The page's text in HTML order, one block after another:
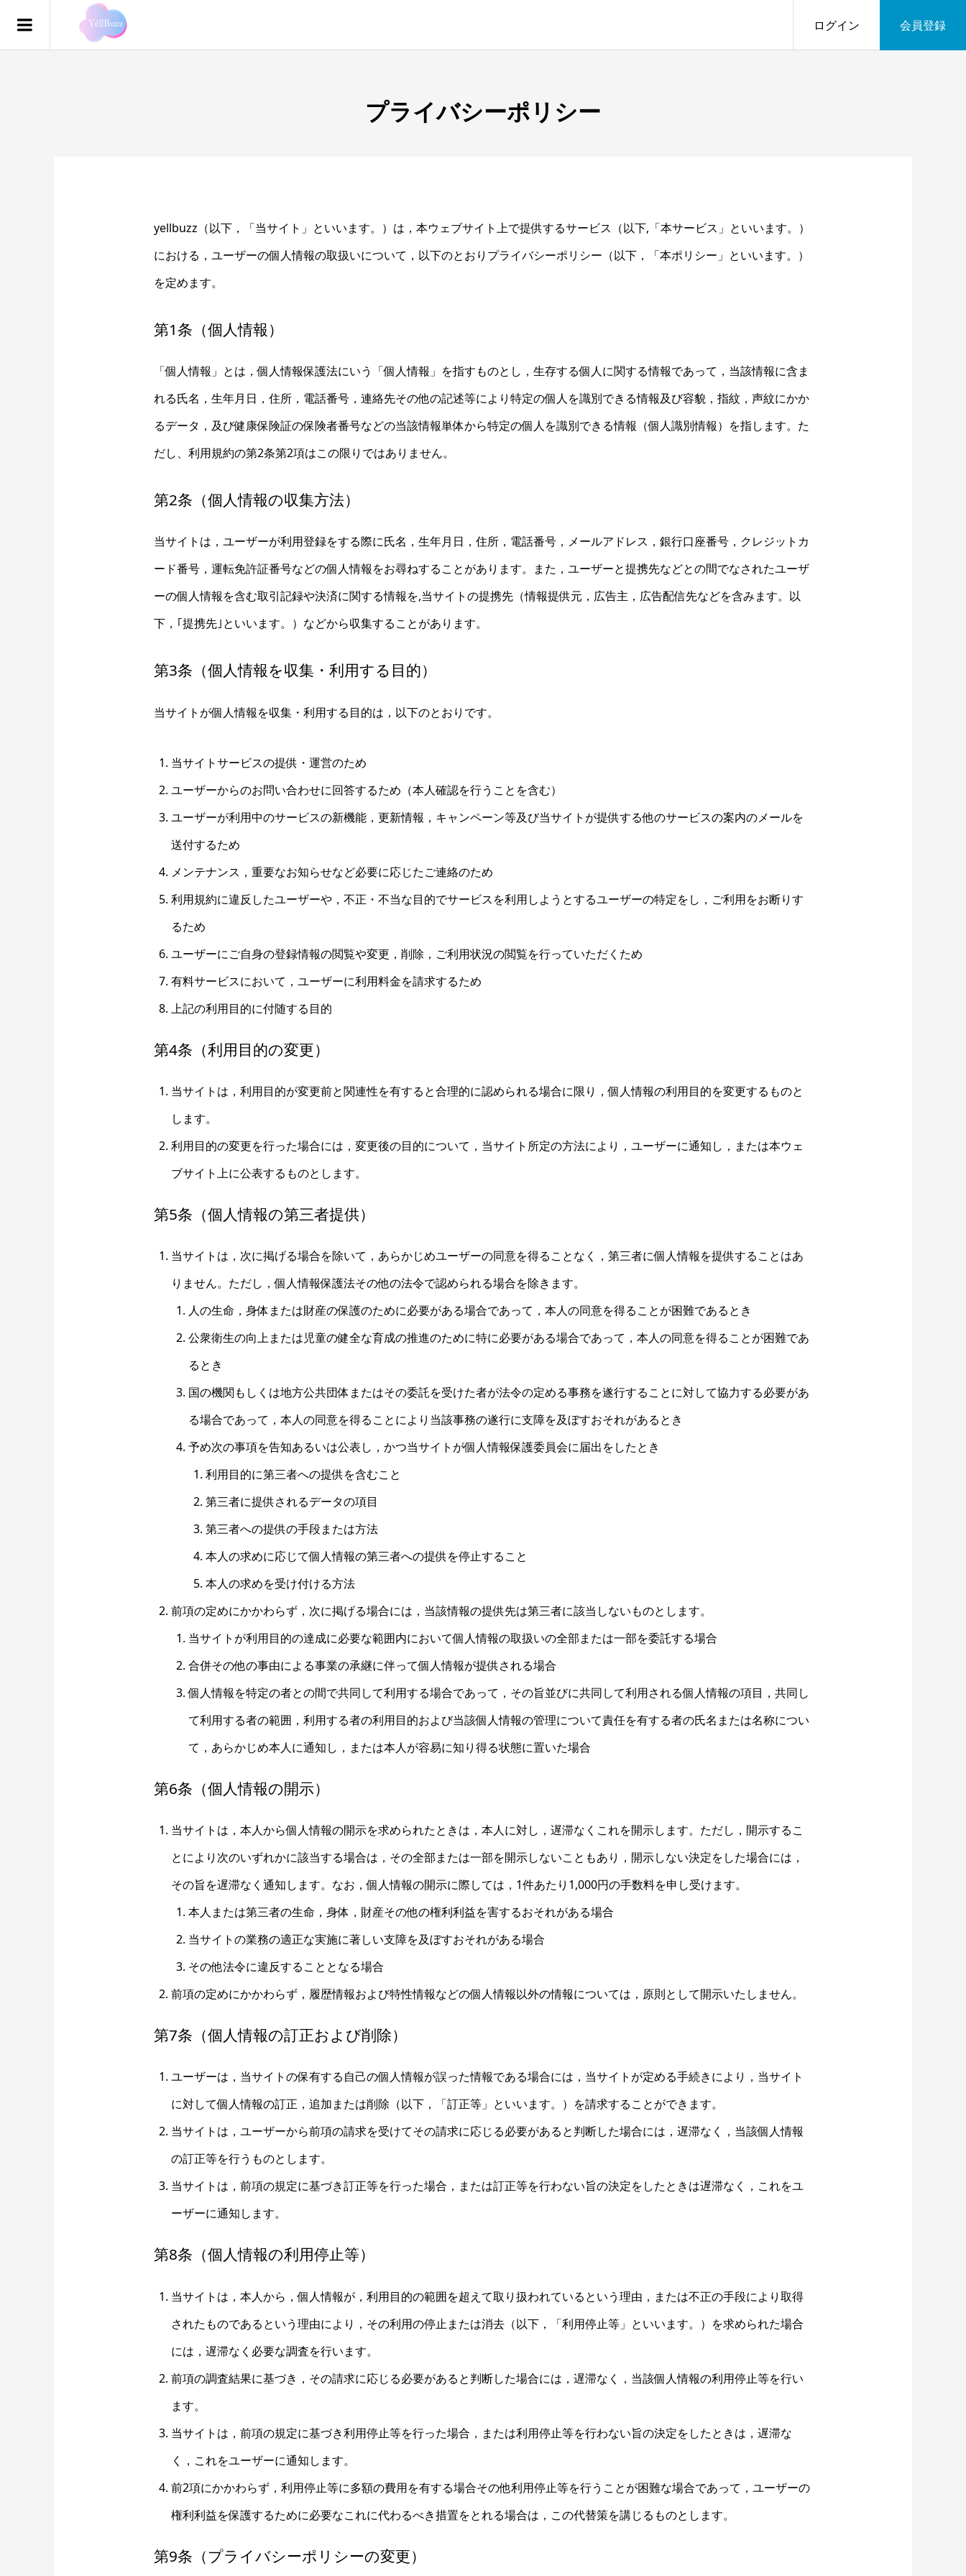
ログイン 会員登録
プライバシーポリシー
yellbuzz（以下，「当サイト」といいます。）は，本ウェブサイト上で提供するサービス（以下,「本サービス」といいます。）
における，ユーザーの個人情報の取扱いについて，以下のとおりプライバシーポリシー（以下，「本ポリシー」といいます。）
を定めます。
第1条（個人情報）
「個人情報」とは，個人情報保護法にいう「個人情報」を指すものとし，生存する個人に関する情報であって，当該情報に含ま
れる氏名，生年月日，住所，電話番号，連絡先その他の記述等により特定の個人を識別できる情報及び容貌，指紋，声紋にかか
るデータ，及び健康保険証の保険者番号などの当該情報単体から特定の個人を識別できる情報（個人識別情報）を指します。た
だし、利用規約の第2条第2項はこの限りではありません。
第2条（個人情報の収集方法）
当サイトは，ユーザーが利用登録をする際に氏名，生年月日，住所，電話番号，メールアドレス，銀行口座番号，クレジットカ
ード番号，運転免許証番号などの個人情報をお尋ねすることがあります。また，ユーザーと提携先などとの間でなされたユーザ
ーの個人情報を含む取引記録や決済に関する情報を,当サイトの提携先（情報提供元，広告主，広告配信先などを含みます。以
下，｢提携先｣といいます。）などから収集することがあります。
第3条（個人情報を収集・利用する目的）
当サイトが個人情報を収集・利用する目的は，以下のとおりです。
当サイトサービスの提供・運営のため
ユーザーからのお問い合わせに回答するため（本人確認を行うことを含む）
ユーザーが利用中のサービスの新機能，更新情報，キャンペーン等及び当サイトが提供する他のサービスの案内のメールを
送付するため
メンテナンス，重要なお知らせなど必要に応じたご連絡のため
利用規約に違反したユーザーや，不正・不当な目的でサービスを利用しようとするユーザーの特定をし，ご利用をお断りす
るため
ユーザーにご自身の登録情報の閲覧や変更，削除，ご利用状況の閲覧を行っていただくため
有料サービスにおいて，ユーザーに利用料金を請求するため
上記の利用目的に付随する目的
第4条（利用目的の変更）
当サイトは，利用目的が変更前と関連性を有すると合理的に認められる場合に限り，個人情報の利用目的を変更するものと
します。
利用目的の変更を行った場合には，変更後の目的について，当サイト所定の方法により，ユーザーに通知し，または本ウェ
ブサイト上に公表するものとします。
第5条（個人情報の第三者提供）
当サイトは，次に掲げる場合を除いて，あらかじめユーザーの同意を得ることなく，第三者に個人情報を提供することはあ
りません。ただし，個人情報保護法その他の法令で認められる場合を除きます。
人の生命，身体または財産の保護のために必要がある場合であって，本人の同意を得ることが困難であるとき
公衆衛生の向上または児童の健全な育成の推進のために特に必要がある場合であって，本人の同意を得ることが困難であ
るとき
国の機関もしくは地方公共団体またはその委託を受けた者が法令の定める事務を遂行することに対して協力する必要があ
る場合であって，本人の同意を得ることにより当該事務の遂行に支障を及ぼすおそれがあるとき
予め次の事項を告知あるいは公表し，かつ当サイトが個人情報保護委員会に届出をしたとき
利用目的に第三者への提供を含むこと
第三者に提供されるデータの項目
第三者への提供の手段または方法
本人の求めに応じて個人情報の第三者への提供を停止すること
本人の求めを受け付ける方法
前項の定めにかかわらず，次に掲げる場合には，当該情報の提供先は第三者に該当しないものとします。
当サイトが利用目的の達成に必要な範囲内において個人情報の取扱いの全部または一部を委託する場合
合併その他の事由による事業の承継に伴って個人情報が提供される場合
個人情報を特定の者との間で共同して利用する場合であって，その旨並びに共同して利用される個人情報の項目，共同し
て利用する者の範囲，利用する者の利用目的および当該個人情報の管理について責任を有する者の氏名または名称につい
て，あらかじめ本人に通知し，または本人が容易に知り得る状態に置いた場合
第6条（個人情報の開示）
当サイトは，本人から個人情報の開示を求められたときは，本人に対し，遅滞なくこれを開示します。ただし，開示するこ
とにより次のいずれかに該当する場合は，その全部または一部を開示しないこともあり，開示しない決定をした場合には，
その旨を遅滞なく通知します。なお，個人情報の開示に際しては，1件あたり1,000円の手数料を申し受けます。
本人または第三者の生命，身体，財産その他の権利利益を害するおそれがある場合
当サイトの業務の適正な実施に著しい支障を及ぼすおそれがある場合
その他法令に違反することとなる場合
前項の定めにかかわらず，履歴情報および特性情報などの個人情報以外の情報については，原則として開示いたしません。
第7条（個人情報の訂正および削除）
ユーザーは，当サイトの保有する自己の個人情報が誤った情報である場合には，当サイトが定める手続きにより，当サイト
に対して個人情報の訂正，追加または削除（以下，「訂正等」といいます。）を請求することができます。
当サイトは，ユーザーから前項の請求を受けてその請求に応じる必要があると判断した場合には，遅滞なく，当該個人情報
の訂正等を行うものとします。
当サイトは，前項の規定に基づき訂正等を行った場合，または訂正等を行わない旨の決定をしたときは遅滞なく，これをユ
ーザーに通知します。
第8条（個人情報の利用停止等）
当サイトは，本人から，個人情報が，利用目的の範囲を超えて取り扱われているという理由，または不正の手段により取得
されたものであるという理由により，その利用の停止または消去（以下，「利用停止等」といいます。）を求められた場合
には，遅滞なく必要な調査を行います。
前項の調査結果に基づき，その請求に応じる必要があると判断した場合には，遅滞なく，当該個人情報の利用停止等を行い
ます。
当サイトは，前項の規定に基づき利用停止等を行った場合，または利用停止等を行わない旨の決定をしたときは，遅滞な
く，これをユーザーに通知します。
前2項にかかわらず，利用停止等に多額の費用を有する場合その他利用停止等を行うことが困難な場合であって，ユーザーの
権利利益を保護するために必要なこれに代わるべき措置をとれる場合は，この代替策を講じるものとします。
第9条（プライバシーポリシーの変更）